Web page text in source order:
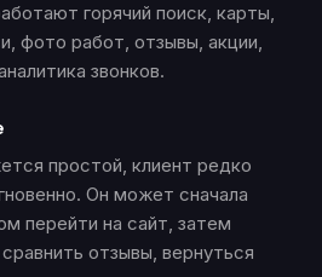
горячий поиск, карты,
фото работ, отзывы, акции,
звонков.
простой, клиент редко
Он может сначала
перейти на сайт, затем
отзывы, вернуться